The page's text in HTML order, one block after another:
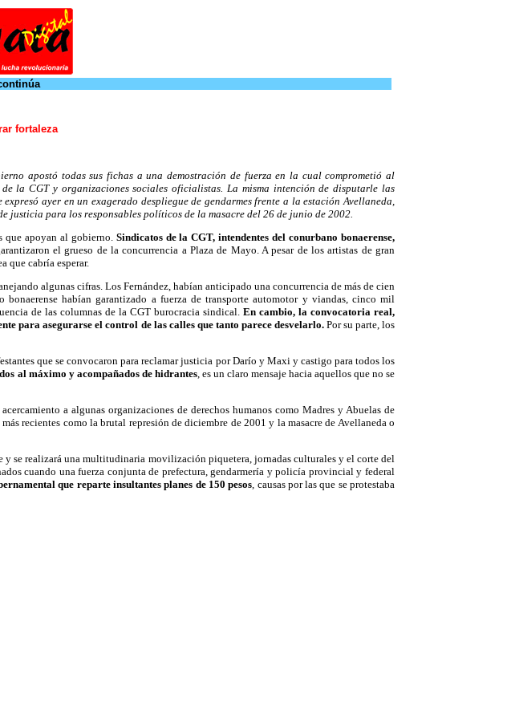
fortaleza
apostó todas sus fichas a una demostración de fuerza en la cual comprometió al
la CGT y organizaciones sociales oficialistas. La misma intención de disputarle las
ayer en un exagerado despliegue de gendarmes frente a la estación Avellaneda,
justicia para los responsables políticos de la masacre del 26 de junio de 2002.
apoyan al gobierno. Sindicatos de la CGT, intendentes del conurbano bonaerense,
el grueso de la concurrencia a Plaza de Mayo. A pesar de los artistas de gran
que cabría esperar.
algunas cifras. Los Fernández, habían anticipado una concurrencia de más de cien
bonaerense habían garantizado a fuerza de transporte automotor y viandas, cinco mil
de las columnas de la CGT burocracia sindical. En cambio, la convocatoria real,
para asegurarse el control de las calles que tanto parece desvelarlo.Por su parte, los
que se convocaron para reclamar justicia por Darío y Maxi y castigo para todos los
al máximo y acompañados de hidrantes, es un claro mensaje hacia aquellos que no se
a algunas organizaciones de derechos humanos como Madres y Abuelas de
recientes como la brutal represión de diciembre de 2001 y la masacre de Avellaneda o
se realizará una multitudinaria movilización piquetera, jornadas culturales y el corte del
cuando una fuerza conjunta de prefectura, gendarmería y policía provincial y federal
que reparte insultantes planes de 150 pesos , causas por las que se protestaba